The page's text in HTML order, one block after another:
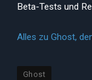
Beta-Tests und
Alles zu Ghost,
Ghost